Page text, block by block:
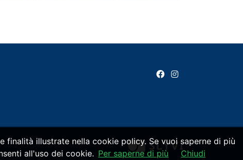
illustrate nella cookie policy. Se vuoi saperne di più
all'uso dei cookie. Per saperne di più Chiudi